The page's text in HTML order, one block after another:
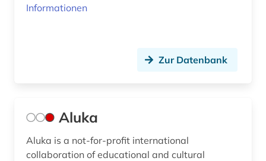
fernsehen (1)
fid jüdische studien (1)
finnland (1)
Informationen
Zur Datenbank
Aluka
Aluka is a not-for-profit international
collaboration of educational and cultural